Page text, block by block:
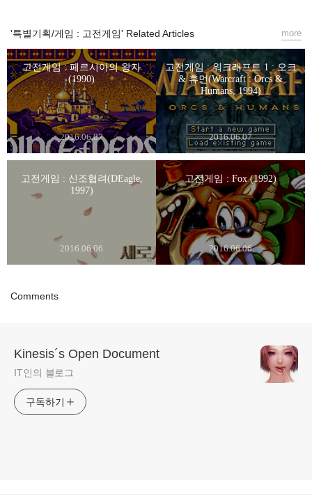
'특별기획/게임 : 고전게임' Related Articles
고전게임 : 페르시아의 왕자
(1990)
2016.06.07
고전게임 : 워크래프트 1 : 오크
& 휴먼(Warcraft : Orcs &
Humans, 1994)
2016.06.07
고전게임 : 신조협려(DEagle,
1997)
2016.06.06
고전게임 : Fox (1992)
2016.06.06
more
Comments
Kinesis´s Open Document
IT인의 블로그
구독하기